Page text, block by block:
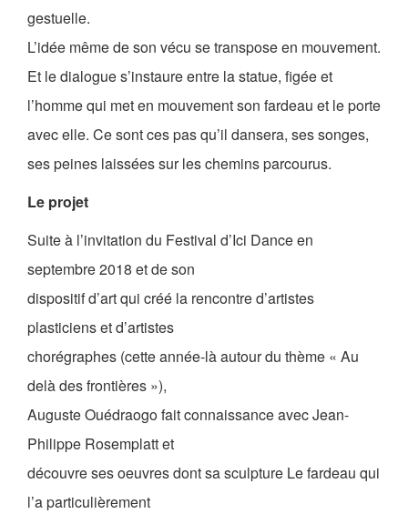
gestuelle.
L’idée même de son vécu se transpose en mouvement.
Et le dialogue s’instaure entre la statue, figée et
l’homme qui met en mouvement son fardeau et le porte
avec elle. Ce sont ces pas qu’il dansera, ses songes,
ses peines laissées sur les chemins parcourus.
Le projet
Suite à l’invitation du Festival d’Ici Dance en
septembre 2018 et de son
dispositif d’art qui créé la rencontre d’artistes
plasticiens et d’artistes
chorégraphes (cette année-là autour du thème « Au
delà des frontières »),
Auguste Ouédraogo fait connaissance avec Jean-
Philippe Rosemplatt et
découvre ses oeuvres dont sa sculpture Le fardeau qui
l’a particulièrement